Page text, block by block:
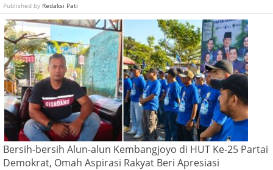
Published by Redaksi Pati
Bersih-bersih Alun-alun Kembangjoyo di HUT Ke-25 Partai
Demokrat, Omah Aspirasi Rakyat Beri Apresiasi